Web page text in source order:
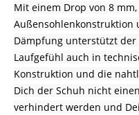
Mit einem Drop von 8
Außensohlenkonstruktion
Dämpfung unterstützt der
Laufgefühl auch in
Konstruktion und die
Dich der Schuh nicht
verhindert werden und